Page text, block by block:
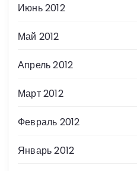
Июнь 2012
Май 2012
Апрель 2012
Март 2012
Февраль 2012
Январь 2012